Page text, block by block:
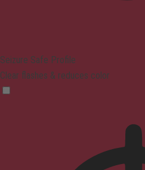
Seizure Safe Profile
Clear flashes & reduces color